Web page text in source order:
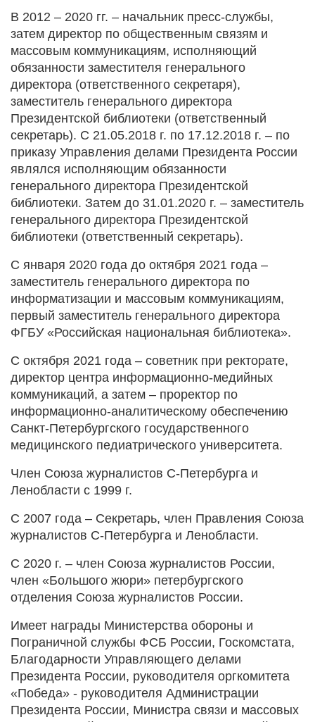
В 2012 – 2020 гг. – начальник пресс-службы,
затем директор по общественным связям и
массовым коммуникациям, исполняющий
обязанности заместителя генерального
директора (ответственного секретаря),
заместитель генерального директора
Президентской библиотеки (ответственный
секретарь). С 21.05.2018 г. по 17.12.2018 г. – по
приказу Управления делами Президента России
являлся исполняющим обязанности
генерального директора Президентской
библиотеки. Затем до 31.01.2020 г. – заместитель
генерального директора Президентской
библиотеки (ответственный секретарь).
С января 2020 года до октября 2021 года –
заместитель генерального директора по
информатизации и массовым коммуникациям,
первый заместитель генерального директора
ФГБУ «Российская национальная библиотека».
С октября 2021 года – советник при ректорате,
директор центра информационно-медийных
коммуникаций, а затем – проректор по
информационно-аналитическому обеспечению
Санкт-Петербургского государственного
медицинского педиатрического университета.
Член Союза журналистов С-Петербурга и
Ленобласти с 1999 г.
С 2007 года – Секретарь, член Правления Союза
журналистов С-Петербурга и Ленобласти.
С 2020 г. – член Союза журналистов России,
член «Большого жюри» петербургского
отделения Союза журналистов России.
Имеет награды Министерства обороны и
Пограничной службы ФСБ России, Госкомстата,
Благодарности Управляющего делами
Президента России, руководителя оргкомитета
«Победа» - руководителя Администрации
Президента России, Министра связи и массовых